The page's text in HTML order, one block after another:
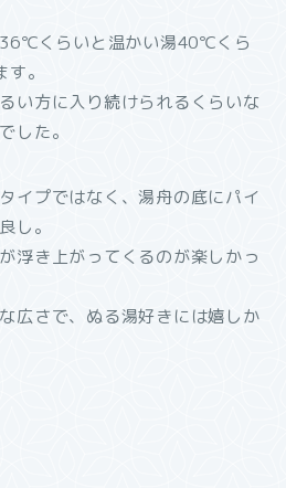
くらいと温かい湯40℃くら
。
い方に入り続けられるくらいな
した。
イプではなく、湯舟の底にパイ
し。
浮き上がってくるのが楽しかっ
広さで、ぬる湯好きには嬉しか